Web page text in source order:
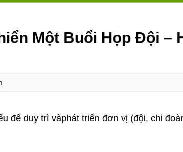
Một Buổi Họp Đội –
để duy trì vàphát triển đơn vị (đội, chi